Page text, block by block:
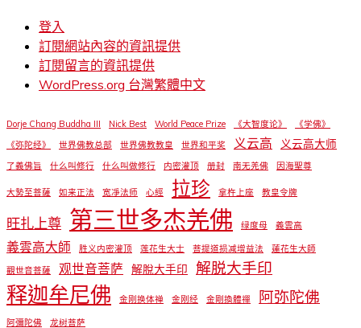
登入
訂閱網站內容的資訊提供
訂閱留言的資訊提供
WordPress.org 台灣繁體中文
Dorje Chang Buddha III Nick Best World Peace Prize 《大智度论》
《学佛》
《弥陀经》
世界佛教总部 世界佛教教皇 世界和平奖 义云高 义云高大师
了義佛旨 什么叫修行 什么叫做修行 内密灌顶 册封 南无羌佛 因海聖尊
大勢至菩薩 如来正法 宽凈法师 心經 拉珍 拿杵上座 教皇令牌
旺扎上尊 第三世多杰羌佛 绿度母 義雲高
義雲高大師 胜义内密灌顶 莲花生大士 菩提道损减增益法
蓮花生大師
觀世音菩薩
观世音菩萨 解脫大手印 解脱大手印
释迦牟尼佛 金刚换体禅 金刚经 金剛換體禪 阿弥陀佛
阿彌陀佛 龙树菩萨